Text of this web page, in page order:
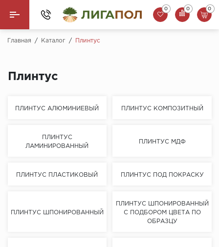
Назад
Кварцвинил (LVT)
Инженерная доска
Стеновые панели
0 0 0
Главная / Каталог / Плинтус
Плинтус
ПЛИНТУС АЛЮМИНИЕВЫЙ ПЛИНТУС КОМПОЗИТНЫЙ
ПЛИНТУС
ЛАМИНИРОВАННЫЙ
ПЛИНТУС МДФ
ПЛИНТУС ПЛАСТИКОВЫЙ ПЛИНТУС ПОД ПОКРАСКУ
ПЛИНТУС ШПОНИРОВАННЫЙ
ПЛИНТУС ШПОНИРОВАННЫЙ
С ПОДБОРОМ ЦВЕТА ПО
ОБРАЗЦУ